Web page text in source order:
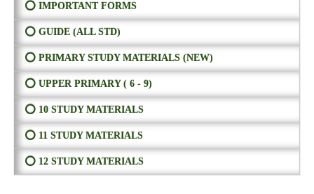
⭕ IMPORTANT FORMS
⭕ GUIDE (ALL STD)
⭕ PRIMARY STUDY MATERIALS (NEW)
⭕ UPPER PRIMARY ( 6 - 9)
⭕ 10 STUDY MATERIALS
⭕ 11 STUDY MATERIALS
⭕ 12 STUDY MATERIALS